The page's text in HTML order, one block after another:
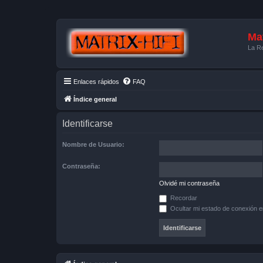
La
Enlaces rápidos FAQ
Índice general
Identificarse
Nombre de Usuario:
Contraseña:
Olvidé mi contraseña
Recordar
Ocultar mi estado de conexión